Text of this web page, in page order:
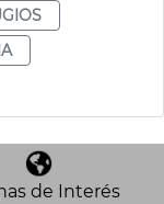
de Interés